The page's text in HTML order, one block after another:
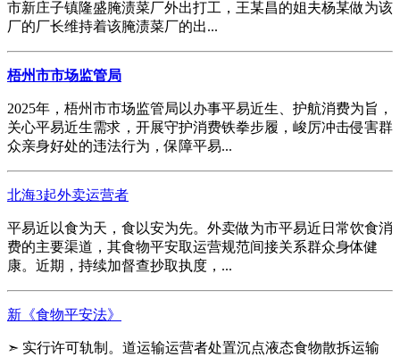
市新庄子镇隆盛腌渍菜厂外出打工，王某昌的姐夫杨某做为该
厂的厂长维持着该腌渍菜厂的出...
梧州市市场监管局
2025年，梧州市市场监管局以办事平易近生、护航消费为旨，
关心平易近生需求，开展守护消费铁拳步履，峻厉冲击侵害群
众亲身好处的违法行为，保障平易...
北海3起外卖运营者
平易近以食为天，食以安为先。外卖做为市平易近日常饮食消
费的主要渠道，其食物平安取运营规范间接关系群众身体健
康。近期，持续加督查抄取执度，...
新《食物平安法》
➣ 实行许可轨制。道运输运营者处置沉点液态食物散拆运输